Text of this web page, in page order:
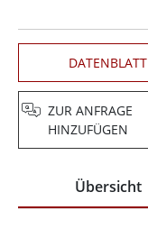
DATENBLATT
ZUR ANFRAGE
HINZUFÜGEN
Übersicht